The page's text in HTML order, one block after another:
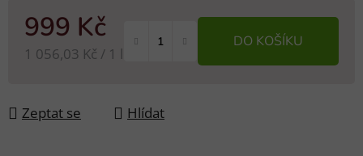
999 Kč
Měrná cena:
1 056,03 Kč / 1 l
DO KOŠÍKU
Zeptat se Hlídat